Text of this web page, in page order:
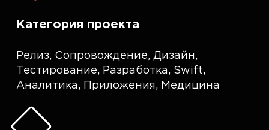
Категория проекта
Релиз, Сопровождение, Дизайн,
Тестирование, Разработка, Swift,
Аналитика, Приложения, Медицина